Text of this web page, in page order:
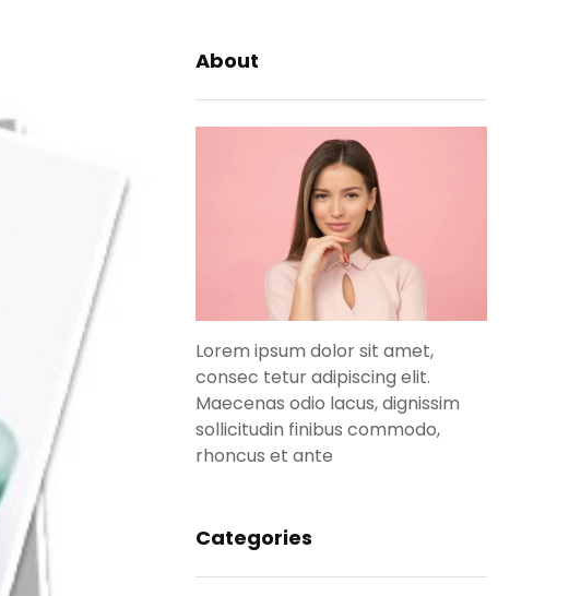
About
Lorem ipsum dolor sit amet,
consec tetur adipiscing elit.
Maecenas odio lacus, dignissim
sollicitudin finibus commodo,
rhoncus et ante
Categories